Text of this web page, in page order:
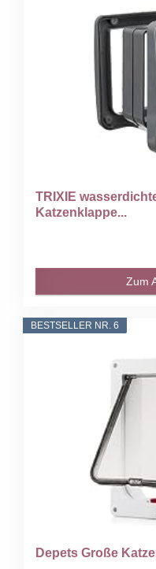
TRIXIE
Katzenklappe...
Zum
BESTSELLER NR. 6
Depets Große